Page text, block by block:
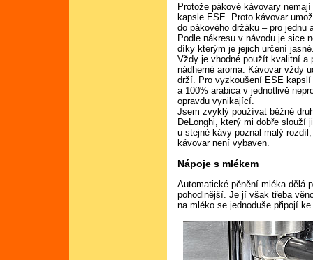
Protože pákové kávovary
kapsle ESE. Proto kávovar
do pákového držáku – pro
Podle nákresu v návodu je sice
díky kterým je jejich určení
Vždy je vhodné použít kvalitní a
nádherné aroma. Kávovar vždy
drží. Pro vyzkoušení ESE
a 100% arabica v jednotlivě
opravdu vynikající.
Jsem zvyklý používat běžné
DeLonghi, který mi dobře slouží
u stejné kávy poznal malý
kávovar není vybaven.
Nápoje s mlékem
Automatické pěnění mléka dělá
pohodlnější. Je jí však třeba
na mléko se jednoduše připojí